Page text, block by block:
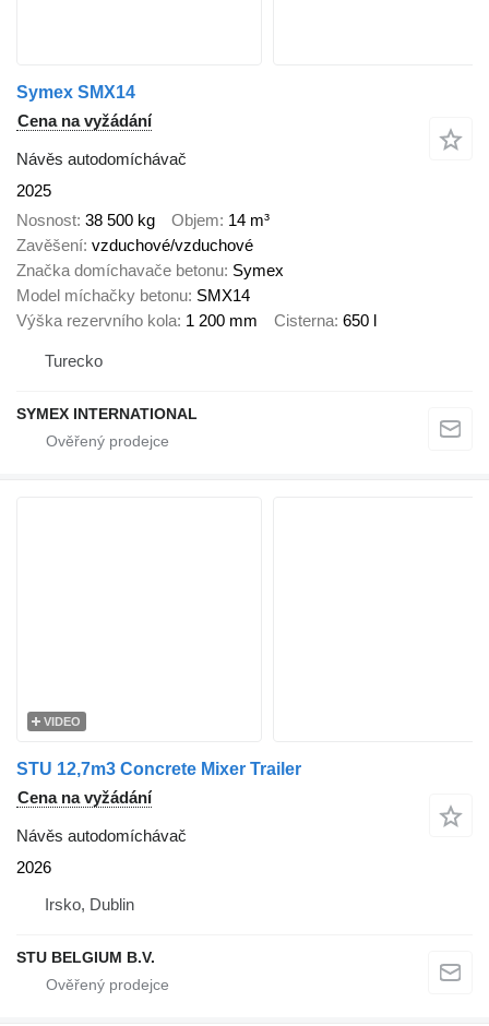
Symex SMX14
Cena na vyžádání
Návěs autodomíchávač
2025
Nosnost 38 500 kg Objem 14 m³
Zavěšení vzduchové/vzduchové
Značka domíchavače betonu Symex
Model míchačky betonu SMX14
Výška rezervního kola 1 200 mm Cisterna 650 l
Turecko
SYMEX INTERNATIONAL
VIDEO
STU 12,7m3 Concrete Mixer Trailer
Cena na vyžádání
Návěs autodomíchávač
2026
Irsko, Dublin
STU BELGIUM B.V.